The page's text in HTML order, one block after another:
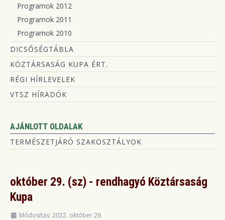
Programok 2012
Programok 2011
Programok 2010
DICSŐSÉGTÁBLA
KÖZTÁRSASÁG KUPA ÉRT.
RÉGI HÍRLEVELEK
VTSZ HÍRADÓK
AJÁNLOTT OLDALAK
TERMÉSZETJÁRÓ SZAKOSZTÁLYOK
október 29. (sz) - rendhagyó Köztársaság
Kupa
Módosítás: 2022. október 26